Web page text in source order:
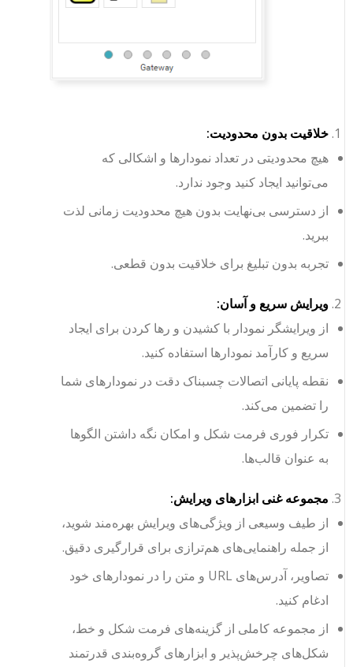
خلاقیت بدون محدودیت:
هیچ محدودیتی در تعداد نمودارها و اشکالی که
می‌توانید ایجاد کنید وجود ندارد.
از دسترسی بی‌نهایت بدون هیچ محدودیت زمانی لذت
ببرید.
تجربه بدون تبلیغ برای خلاقیت بدون قطعی.
ویرایش سریع و آسان:
از ویرایشگر نمودار با کشیدن و رها کردن برای ایجاد
سریع و کارآمد نمودارها استفاده کنید.
نقطه پایانی اتصالات چسبناک دقت در نمودارهای شما
را تضمین می‌کند.
تکرار فوری فرمت شکل و امکان نگه داشتن الگوها
به عنوان قالب‌ها.
مجموعه غنی ابزارهای ویرایش:
از طیف وسیعی از ویژگی‌های ویرایش بهره‌مند شوید،
از جمله راهنمایی‌های هم‌ترازی برای قرارگیری دقیق.
تصاویر، آدرس‌های URL و متن را در نمودارهای خود
ادغام کنید.
از مجموعه کاملی از گزینه‌های فرمت شکل و خط،
شکل‌های چرخش‌پذیر و ابزارهای گروه‌بندی قدرتمند